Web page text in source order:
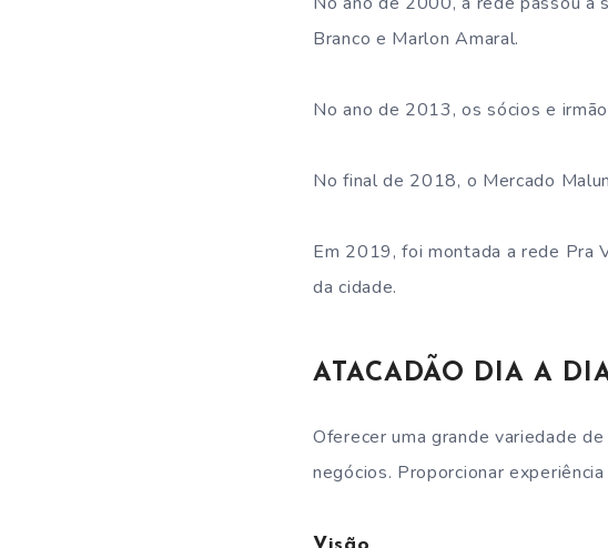
Branco e Marlon Amaral.
No ano de 2013, os sócios e
No final de 2018, o Mercado
Em 2019, foi montada a rede Pra
da cidade.
ATACADÃO DIA A
Oferecer uma grande variedade
negócios. Proporcionar